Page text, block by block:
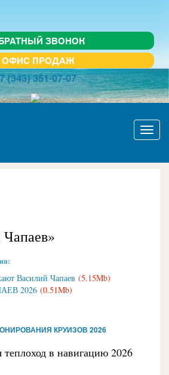
ЗВОНОК
ОФИС ПРОДАЖ
(343) 351-07-07
Василий Чапаев (5.15Mb)
2026 (0.51Mb)
КРУИЗОВ 2026
теплоход в навигацию 2026